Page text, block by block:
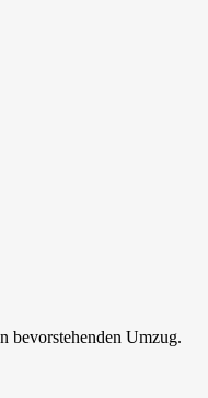
bevorstehenden Umzug.